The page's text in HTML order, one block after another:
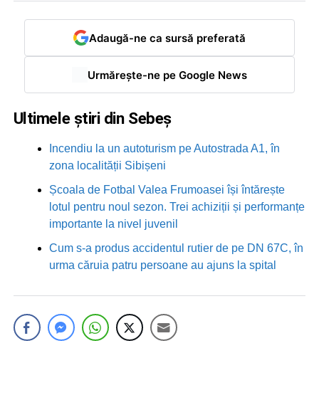
Adaugă-ne ca sursă preferată
Urmărește-ne pe Google News
Ultimele știri din Sebeș
Incendiu la un autoturism pe Autostrada A1, în
zona localității Sibișeni
Școala de Fotbal Valea Frumoasei își întărește
lotul pentru noul sezon. Trei achiziții și performanțe
importante la nivel juvenil
Cum s-a produs accidentul rutier de pe DN 67C, în
urma căruia patru persoane au ajuns la spital